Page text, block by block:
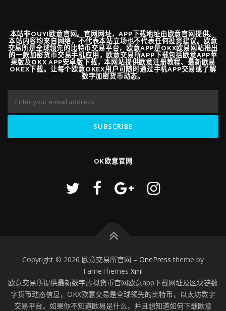
本站非OUYI欧意官网。官网网址，APP下载地址由欧意官网提供。
本站内容均来自网络，不代表本站立场也不代表任何投资建议。欧意
交易所是全球领先的比特币交易平台，欧意APP是OKX欧易网站推出
的一款加密货币交易手机应用，欧意交易所APP下载包括欧意APP苹
果版及OKX APP安卓版下载，本网站提供欧意注册教程、最新欧易
OKEX下载。让每个欧意OKEX用户可随时通过手机APP交易或了解
数字加密货币动态。
OK欧意官网
Copyright © 2026 欧意交易所官网 – OnePress theme by
FameThemes Xml
欧意交易所提供最新数字虚拟货币官网欧意app下载网址及区块链数
字货币动态信息，OKX欧意交易是全球领先的比特币，以太坊数字
交易平台。如果你不知道欧易是什么，并且想知道如何下载欧意